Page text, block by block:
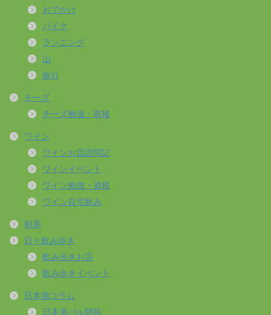
おでかけ
バイク
ランニング
山
旅行
チーズ
チーズ勉強・資格
ワイン
ワインお店訪問記
ワインイベント
ワイン勉強・資格
ワイン自宅飲み
和系
日々飲み歩き
飲み歩きお店
飲み歩きイベント
日本酒コラム
日本酒バル開拓